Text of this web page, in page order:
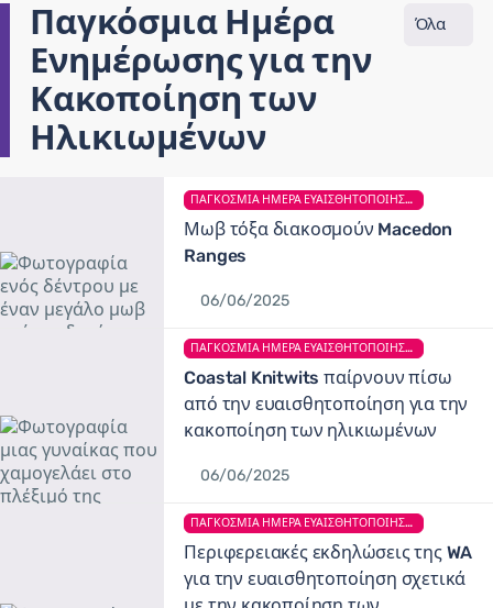
Παγκόσμια Ημέρα
Ενημέρωσης για την
Κακοποίηση των
Ηλικιωμένων
Όλα
ΠΑΓΚΌΣΜΙΑ ΗΜΈΡΑ ΕΥΑΙΣΘΗΤΟΠΟΊΗΣΗΣ ΓΙΑ ΤΗΝ ΚΑΚΟΠΟΊΗΣΗ ΤΩΝ ΗΛΙΚΙΩΜΈΝΩΝ
Μωβ τόξα διακοσμούν Macedon
Ranges
06/06/2025
ΠΑΓΚΌΣΜΙΑ ΗΜΈΡΑ ΕΥΑΙΣΘΗΤΟΠΟΊΗΣΗΣ ΓΙΑ ΤΗΝ ΚΑΚΟΠΟΊΗΣΗ ΤΩΝ ΗΛΙΚΙΩΜΈΝΩΝ
Coastal Knitwits παίρνουν πίσω
από την ευαισθητοποίηση για την
κακοποίηση των ηλικιωμένων
06/06/2025
ΠΑΓΚΌΣΜΙΑ ΗΜΈΡΑ ΕΥΑΙΣΘΗΤΟΠΟΊΗΣΗΣ ΓΙΑ ΤΗΝ ΚΑΚΟΠΟΊΗΣΗ ΤΩΝ ΗΛΙΚΙΩΜΈΝΩΝ
Περιφερειακές εκδηλώσεις της WA
για την ευαισθητοποίηση σχετικά